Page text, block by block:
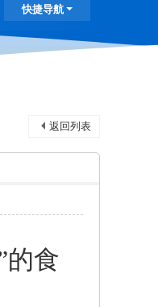
快捷导航
返回列表
的食